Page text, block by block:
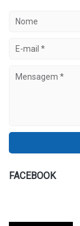
FACEBOOK